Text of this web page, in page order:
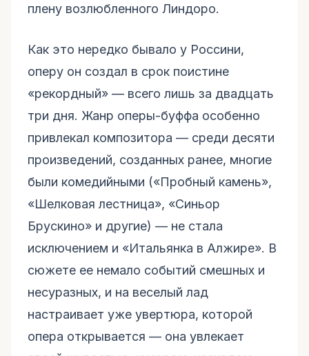
плену возлюбленного Линдоро.
Как это нередко бывало у Россини,
оперу он создал в срок поистине
«рекордный» — всего лишь за двадцать
три дня. Жанр оперы-буффа особенно
привлекал композитора — среди десяти
произведений, созданных ранее, многие
были комедийными («Пробный камень»,
«Шелковая лестница», «Синьор
Брускино» и другие) — не стала
исключением и «Итальянка в Алжире». В
сюжете ее немало событий смешных и
несуразных, и на веселый лад
настраивает уже увертюра, которой
опера открывается — она увлекает